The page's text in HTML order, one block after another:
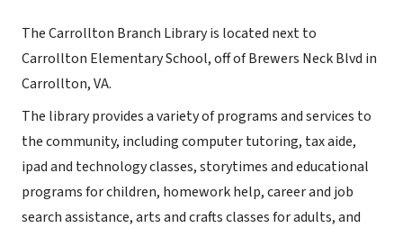
The Carrollton Branch Library is located next to
Carrollton Elementary School, off of Brewers Neck Blvd in
Carrollton, VA.
The library provides a variety of programs and services to
the community, including computer tutoring, tax aide,
ipad and technology classes, storytimes and educational
programs for children, homework help, career and job
search assistance, arts and crafts classes for adults, and